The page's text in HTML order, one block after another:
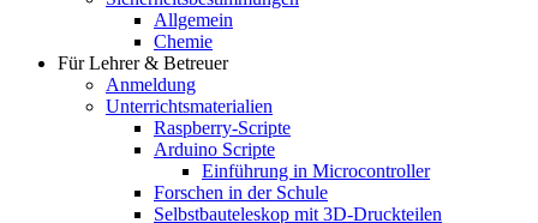
Allgemein
Chemie
Für Lehrer & Betreuer
Anmeldung
Unterrichtsmaterialien
Raspberry-Scripte
Arduino Scripte
Einführung in Microcontroller
Forschen in der Schule
Selbstbauteleskop mit 3D-Druckteilen